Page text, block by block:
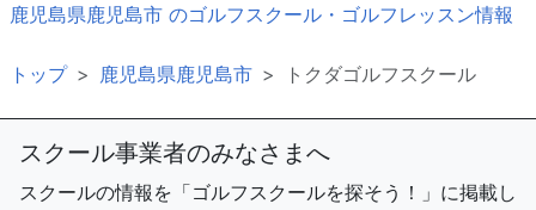
鹿児島県鹿児島市 のゴルフスクール・ゴルフレッスン情報
トップ 鹿児島県鹿児島市 トクダゴルフスクール
スクール事業者のみなさまへ
スクールの情報を「ゴルフスクールを探そう！」に掲載し